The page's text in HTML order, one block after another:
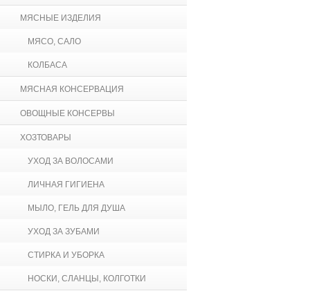
МЯСНЫЕ ИЗДЕЛИЯ
МЯСО, САЛО
КОЛБАСА
МЯСНАЯ КОНСЕРВАЦИЯ
ОВОЩНЫЕ КОНСЕРВЫ
ХОЗТОВАРЫ
УХОД ЗА ВОЛОСАМИ
ЛИЧНАЯ ГИГИЕНА
МЫЛО, ГЕЛЬ ДЛЯ ДУША
УХОД ЗА ЗУБАМИ
СТИРКА И УБОРКА
НОСКИ, СЛАНЦЫ, КОЛГОТКИ